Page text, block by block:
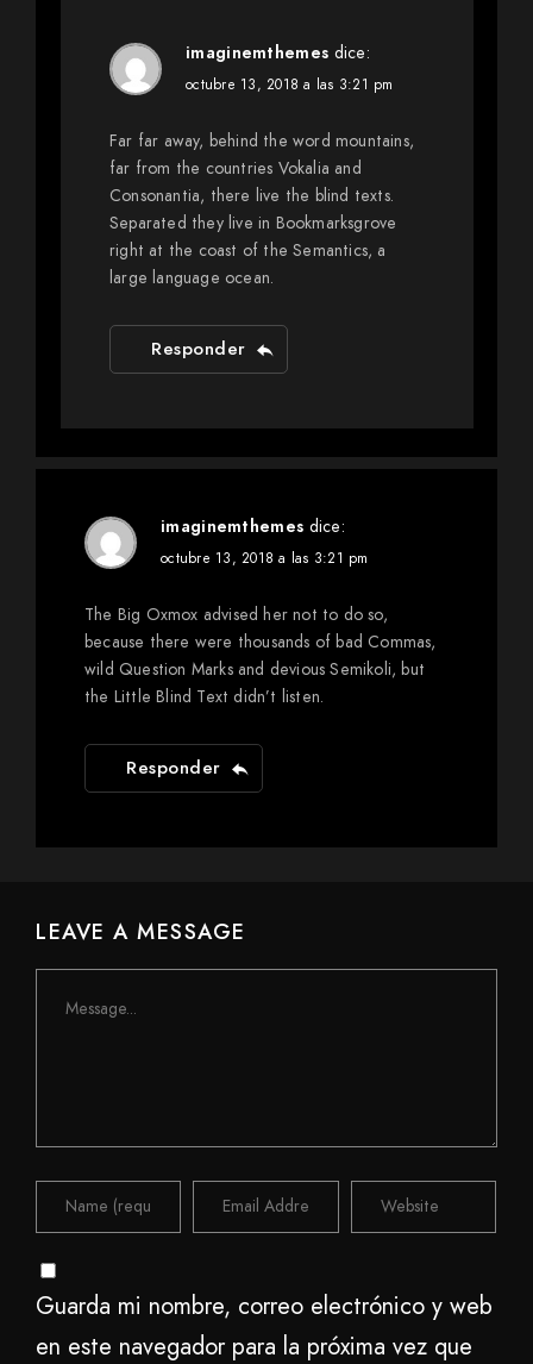
imaginemthemes dice:
octubre 13, 2018 a las 3:21 pm
Far far away, behind the word mountains,
far from the countries Vokalia and
Consonantia, there live the blind texts.
Separated they live in Bookmarksgrove
right at the coast of the Semantics, a
large language ocean.
Responder
imaginemthemes dice:
octubre 13, 2018 a las 3:21 pm
The Big Oxmox advised her not to do so,
because there were thousands of bad Commas,
wild Question Marks and devious Semikoli, but
the Little Blind Text didn’t listen.
Responder
LEAVE A MESSAGE
Guarda mi nombre, correo electrónico y web
en este navegador para la próxima vez que